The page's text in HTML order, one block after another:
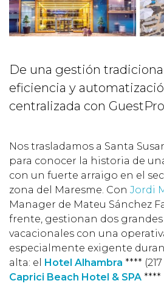
De una gestión
eficiencia y
centralizada con
Nos trasladamos a Santa
para conocer la historia de
con un fuerte arraigo en el
zona del Maresme. Con Jordi
Manager de Mateu Sánchez
frente, gestionan dos
vacacionales con una
especialmente exigente
alta: el Hotel Alhambra ****
Caprici Beach Hotel & SPA ****